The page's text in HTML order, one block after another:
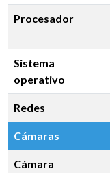
Procesador
Sistema
operativo
Redes
Cámaras
Cámara